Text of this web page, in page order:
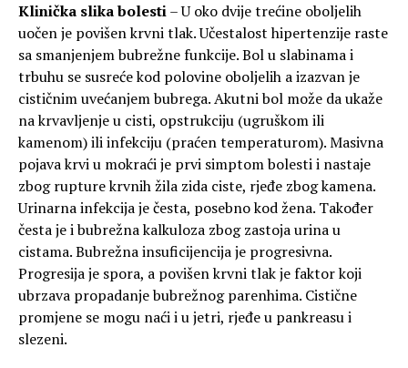
Klinička slika bolesti– U oko dvije trećine oboljelih
uočen je povišen krvni tlak. Učestalost hipertenzije raste
sa smanjenjem bubrežne funkcije. Bol u slabinama i
trbuhu se susreće kod polovine oboljelih a izazvan je
cističnim uvećanjem bubrega. Akutni bol može da ukaže
na krvavljenje u cisti, opstrukciju (ugruškom ili
kamenom) ili infekciju (praćen temperaturom). Masivna
pojava krvi u mokraći je prvi simptom bolesti i nastaje
zbog rupture krvnih žila zida ciste, rjeđe zbog kamena.
Urinarna infekcija je česta, posebno kod žena. Također
česta je i bubrežna kalkuloza zbog zastoja urina u
cistama. Bubrežna insuficijencija je progresivna.
Progresija je spora, a povišen krvni tlak je faktor koji
ubrzava propadanje bubrežnog parenhima. Cistične
promjene se mogu naći i u jetri, rjeđe u pankreasu i
slezeni.